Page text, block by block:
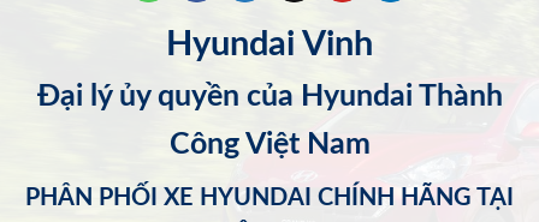
Hyundai Vinh
Đại lý ủy quyền của Hyundai Thành
Công Việt Nam
PHÂN PHỐI XE HYUNDAI CHÍNH HÃNG TẠI